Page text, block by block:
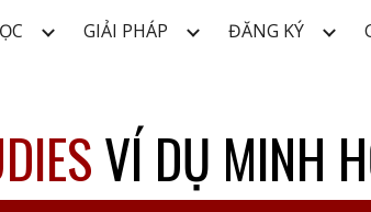
Skip to
GIẢI PHÁP ĐĂNG KÝ
VÍ DỤ MINH